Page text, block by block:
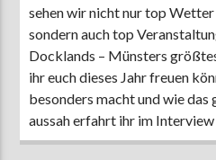
ZU HÖREN IN Münster 90,9 MHz
sehen wir nicht nur top
sondern auch top
Docklands – Münsters
ihr euch dieses Jahr freuen
besonders macht und wie das
aussah erfahrt ihr im